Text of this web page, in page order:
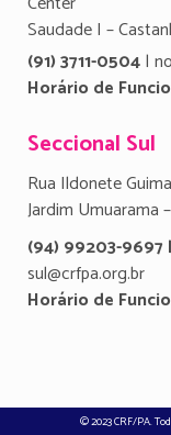
Saudade I –
(91) 3711-0504|
Horário de
Seccional Sul
Rua Ildonete
Jardim Umuarama
(94) 99203-9697
sul@crfpa.org.br
Horário de
© 2023 CRF/PA.